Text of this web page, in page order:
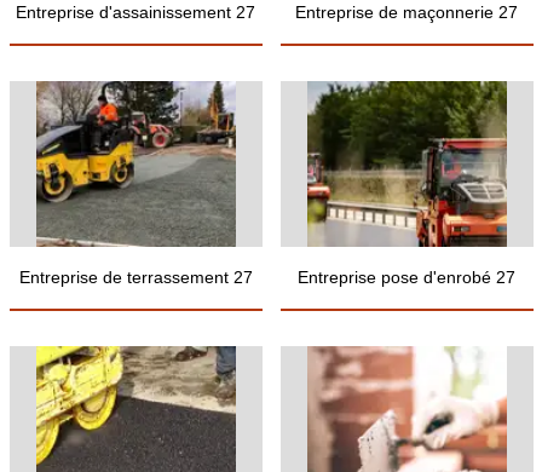
Entreprise d'assainissement 27 Entreprise de maçonnerie 27
Entreprise de terrassement 27 Entreprise pose d'enrobé 27